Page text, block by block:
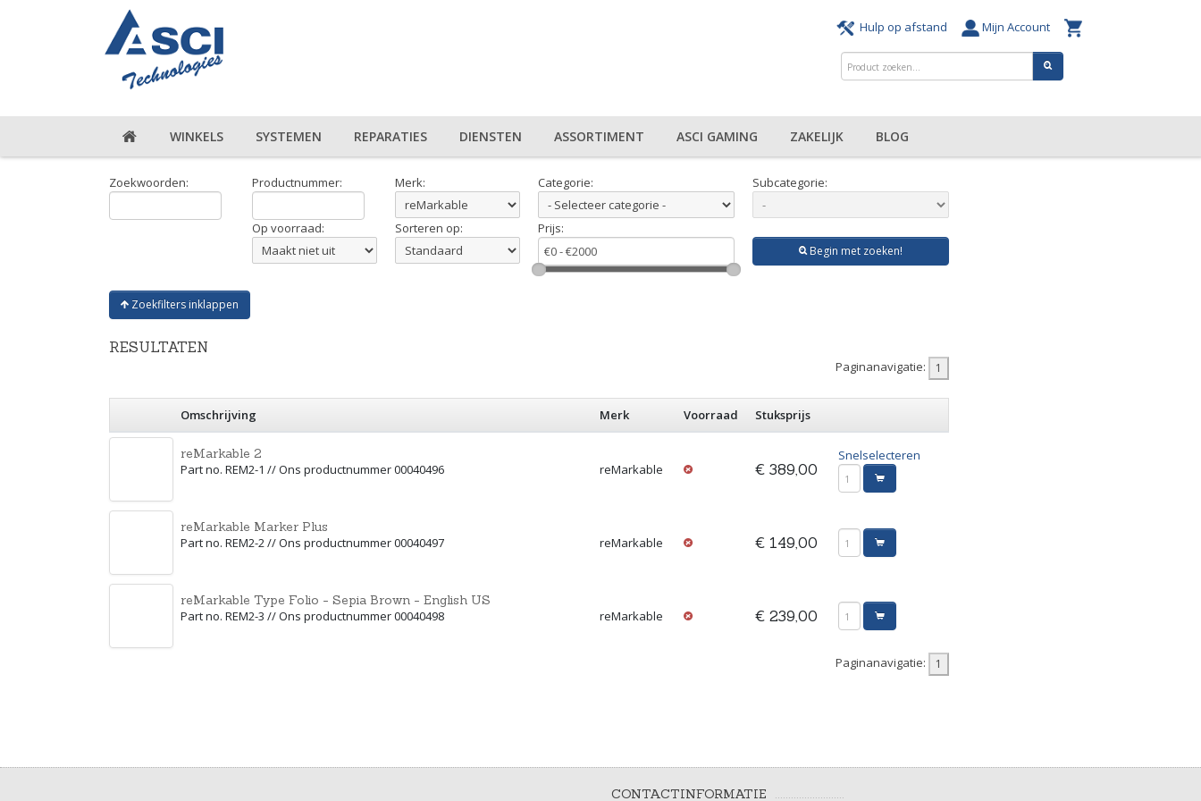
Hulp op afstand Mijn Account
WINKELS SYSTEMEN REPARATIES DIENSTEN ASSORTIMENT ASCI GAMING ZAKELIJK BLOG
Zoekwoorden: Productnummer: Merk: Categorie: Subcategorie:
Op voorraad: Sorteren op: Prijs:
Begin met zoeken!
Zoekfilters inklappen
RESULTATEN
Paginanavigatie:
Omschrijving Merk Voorraad Stuksprijs
reMarkable 2
Part no. REM2-1 // Ons productnummer 00040496
reMarkable € 389,00
Snelselecteren
reMarkable Marker Plus
Part no. REM2-2 // Ons productnummer 00040497
reMarkable € 149,00
reMarkable Type Folio - Sepia Brown - English US
Part no. REM2-3 // Ons productnummer 00040498
reMarkable € 239,00
Paginanavigatie:
CONTACTINFORMATIE